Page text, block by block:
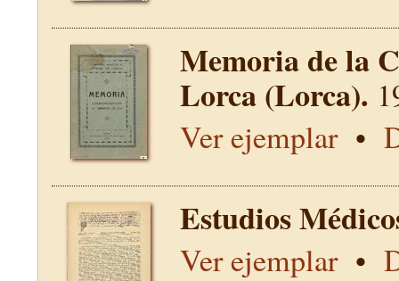
Memoria de la
Lorca (Lorca).
Ver ejemplar•
Estudios
Ver ejemplar•